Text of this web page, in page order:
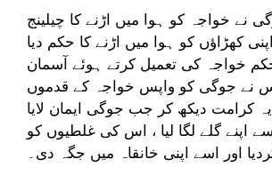
خواجہ کو ہوا میں اڑنے کا چیلینج
کھڑاؤں کو ہوا میں اڑنے کا حکم دیا
خواجہ کی تعمیل کرتے ہوئے آسمان
نے جوگی کو واپس خواجہ کے قدموں
کرامت دیکھ کر جب جوگی ایمان لایا
اپنے گلے لگا لیا ، اس کی غلطیوں کو
اور اسے اپنی خانقاہ میں جگہ دی۔